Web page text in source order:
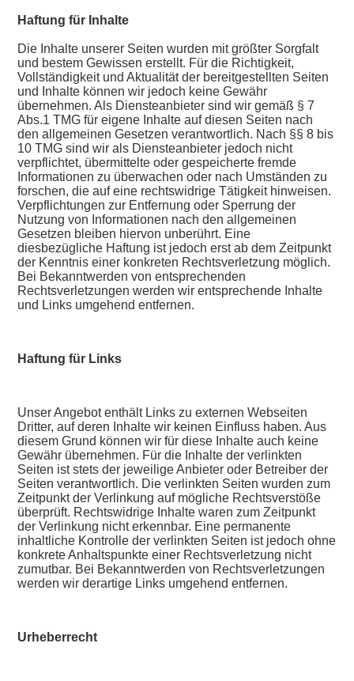
Haftung für Inhalte
Die Inhalte unserer Seiten wurden mit größter Sorgfalt
und bestem Gewissen erstellt. Für die Richtigkeit,
Vollständigkeit und Aktualität der bereitgestellten Seiten
und Inhalte können wir jedoch keine Gewähr
übernehmen. Als Diensteanbieter sind wir gemäß § 7
Abs.1 TMG für eigene Inhalte auf diesen Seiten nach
den allgemeinen Gesetzen verantwortlich. Nach §§ 8 bis
10 TMG sind wir als Diensteanbieter jedoch nicht
verpflichtet, übermittelte oder gespeicherte fremde
Informationen zu überwachen oder nach Umständen zu
forschen, die auf eine rechtswidrige Tätigkeit hinweisen.
Verpflichtungen zur Entfernung oder Sperrung der
Nutzung von Informationen nach den allgemeinen
Gesetzen bleiben hiervon unberührt. Eine
diesbezügliche Haftung ist jedoch erst ab dem Zeitpunkt
der Kenntnis einer konkreten Rechtsverletzung möglich.
Bei Bekanntwerden von entsprechenden
Rechtsverletzungen werden wir entsprechende Inhalte
und Links umgehend entfernen.
Haftung für Links
Unser Angebot enthält Links zu externen Webseiten
Dritter, auf deren Inhalte wir keinen Einfluss haben. Aus
diesem Grund können wir für diese Inhalte auch keine
Gewähr übernehmen. Für die Inhalte der verlinkten
Seiten ist stets der jeweilige Anbieter oder Betreiber der
Seiten verantwortlich. Die verlinkten Seiten wurden zum
Zeitpunkt der Verlinkung auf mögliche Rechtsverstöße
überprüft. Rechtswidrige Inhalte waren zum Zeitpunkt
der Verlinkung nicht erkennbar. Eine permanente
inhaltliche Kontrolle der verlinkten Seiten ist jedoch ohne
konkrete Anhaltspunkte einer Rechtsverletzung nicht
zumutbar. Bei Bekanntwerden von Rechtsverletzungen
werden wir derartige Links umgehend entfernen.
Urheberrecht